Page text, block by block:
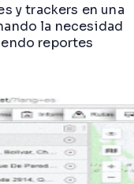
y trackers en una
la necesidad
reportes